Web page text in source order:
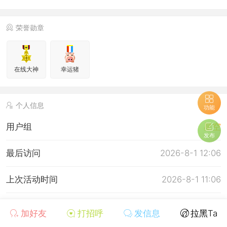
加好友 打招呼 发信息 拉黑Ta
荣誉勋章
在线大神 幸运猪
个人信息
用户组 星空
2026-8-1 12:06
最后访问
2026-8-1 11:06
上次活动时间
功能
发布